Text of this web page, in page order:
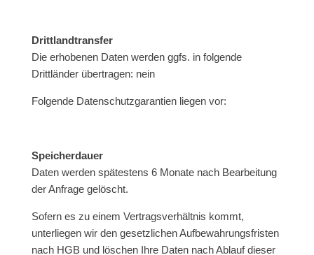
Drittlandtransfer
Die erhobenen Daten werden ggfs. in folgende
Drittländer übertragen: nein
Folgende Datenschutzgarantien liegen vor:
Speicherdauer
Daten werden spätestens 6 Monate nach Bearbeitung
der Anfrage gelöscht.
Sofern es zu einem Vertragsverhältnis kommt,
unterliegen wir den gesetzlichen Aufbewahrungsfristen
nach HGB und löschen Ihre Daten nach Ablauf dieser